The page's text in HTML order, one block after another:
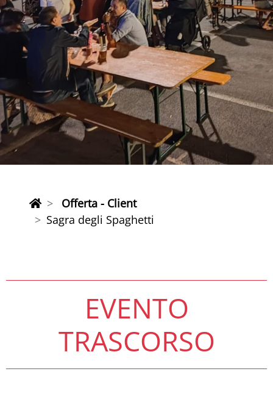
Offerta - Client
Sagra degli Spaghetti
EVENTO
TRASCORSO